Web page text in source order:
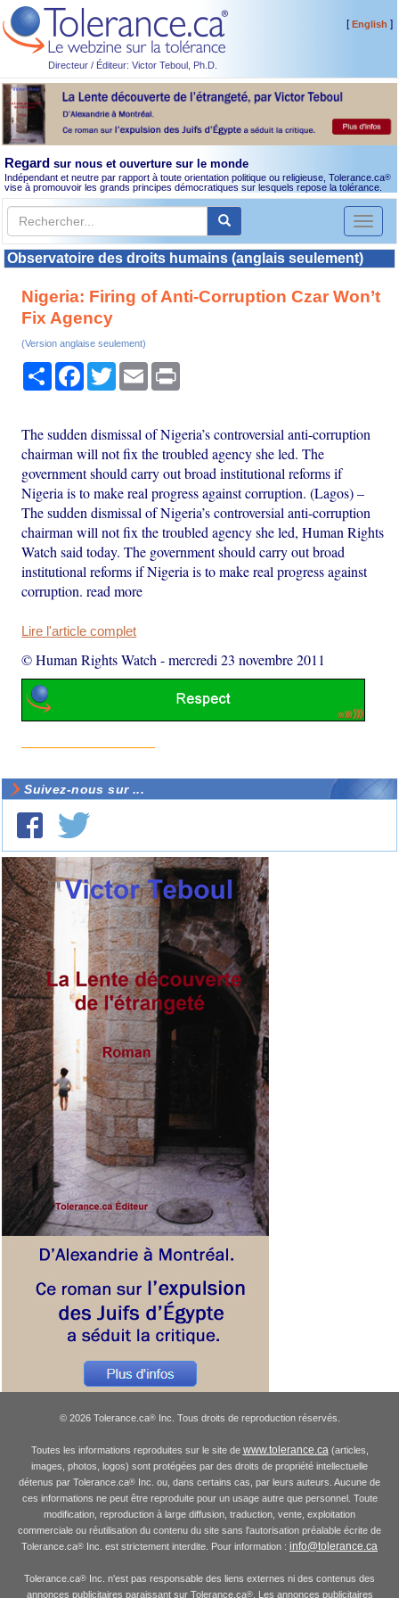
Directeur / Éditeur: Victor Teboul, Ph.D.
[English ]
Regard sur nous et ouverture sur le monde
Indépendant et neutre par rapport à toute orientation politique ou religieuse, Tolerance.ca®
vise à promouvoir les grands principes démocratiques sur lesquels repose la tolérance.
Toggle
Observatoire des droits humains (anglais seulement)
Nigeria: Firing of Anti-Corruption Czar Won’t
Fix Agency
(Version anglaise seulement)
PartagerFacebook
TwitterEmail
The sudden dismissal of Nigeria’s controversial anti-corruption
chairman will not fix the troubled agency she led. The
government should carry out broad institutional reforms if
Nigeria is to make real progress against corruption. (Lagos) –
The sudden dismissal of Nigeria’s controversial anti-corruption
chairman will not fix the troubled agency she led, Human Rights
Watch said today. The government should carry out broad
institutional reforms if Nigeria is to make real progress against
corruption. read more
Lire l'article complet
© Human Rights Watch -mercredi 23 novembre 2011
Suivez-nous sur ...
© 2026 Tolerance.ca®Inc. Tous droits de reproduction réservés.
Toutes les informations reproduites sur le site de www.tolerance.ca (articles,
images, photos, logos) sont protégées par des droits de propriété intellectuelle
détenus par Tolerance.ca® Inc. ou, dans certains cas, par leurs auteurs. Aucune de
ces informations ne peut être reproduite pour un usage autre que personnel. Toute
modification, reproduction à large diffusion, traduction, vente, exploitation
commerciale ou réutilisation du contenu du site sans l'autorisation préalable écrite de
Tolerance.ca® Inc. est strictement interdite. Pour information : info@tolerance.ca
Tolerance.ca® Inc. n'est pas responsable des liens externes ni des contenus des
annonces publicitaires paraissant sur Tolerance.ca®. Les annonces publicitaires